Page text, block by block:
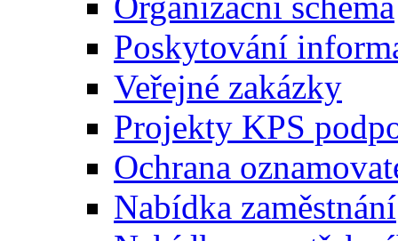
Poskytování
Veřejné zakázky
Projekty KPS
Ochrana
Nabídka zaměstnání